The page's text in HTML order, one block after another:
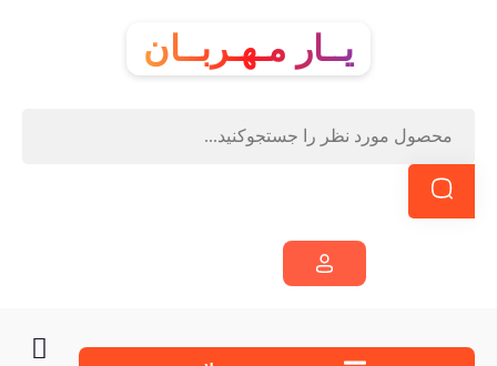
یــار مـهـربــان